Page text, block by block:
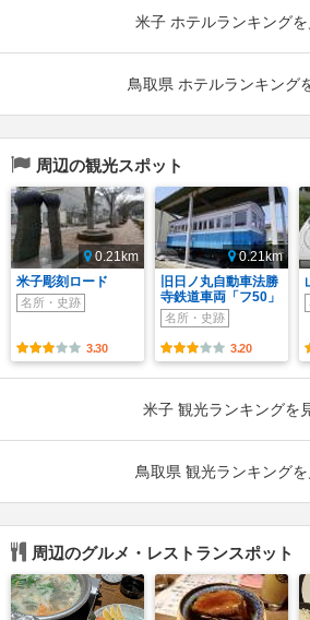
米子 ホテルランキングを
鳥取県 ホテルランキング
周辺の観光スポット
0.21km
米子彫刻ロード
名所・史跡
3.30
0.21km
旧日ノ丸自動車法勝
寺鉄道車両「フ50」
名所・史跡
3.20
米子 観光ランキングを
鳥取県 観光ランキングを
周辺のグルメ・レストランスポット